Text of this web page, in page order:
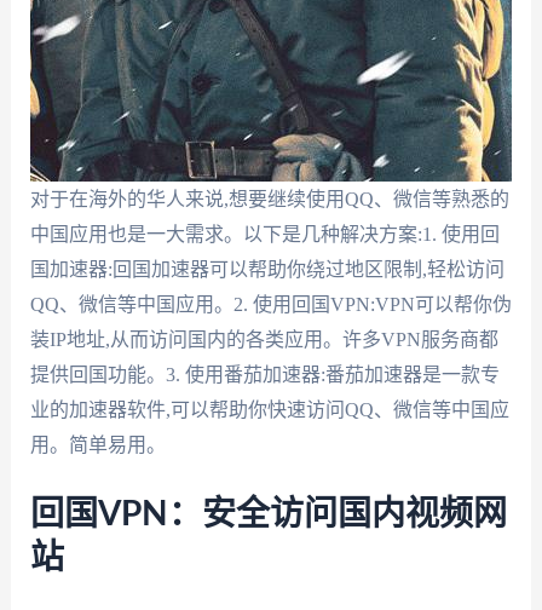
对于在海外的华人来说,想要继续使用QQ、微信等熟悉的
中国应用也是一大需求。以下是几种解决方案:1. 使用回
国加速器:回国加速器可以帮助你绕过地区限制,轻松访问
QQ、微信等中国应用。2. 使用回国VPN:VPN可以帮你伪
装IP地址,从而访问国内的各类应用。许多VPN服务商都
提供回国功能。3. 使用番茄加速器:番茄加速器是一款专
业的加速器软件,可以帮助你快速访问QQ、微信等中国应
用。简单易用。
回国VPN：安全访问国内视频网
站